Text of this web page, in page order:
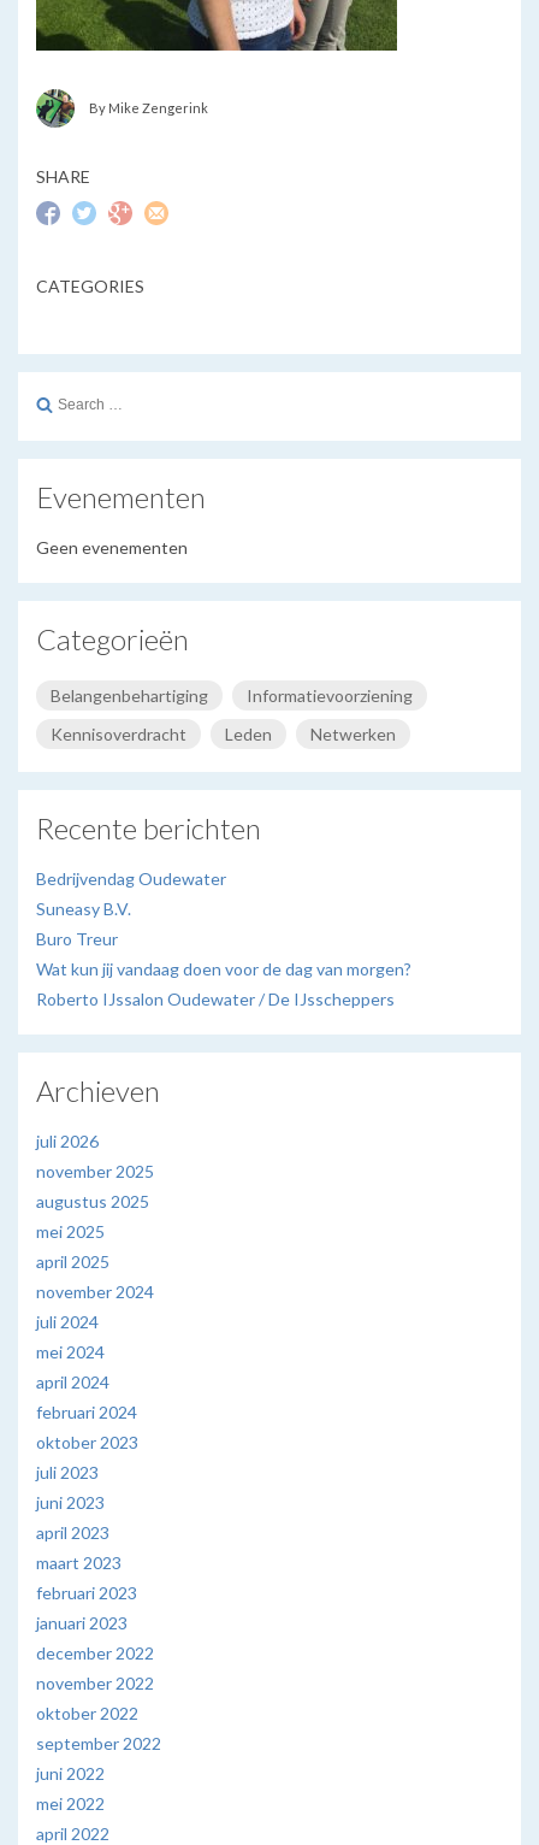
By Mike Zengerink
SHARE
CATEGORIES
Search
Evenementen
Geen evenementen
Categorieën
Belangenbehartiging
Informatievoorziening
Kennisoverdracht
Leden Netwerken
Recente berichten
Bedrijvendag Oudewater
Suneasy B.V.
Buro Treur
Wat kun jij vandaag doen voor de dag van morgen?
Roberto IJssalon Oudewater / De IJsscheppers
Archieven
juli 2026
november 2025
augustus 2025
mei 2025
april 2025
november 2024
juli 2024
mei 2024
april 2024
februari 2024
oktober 2023
juli 2023
juni 2023
april 2023
maart 2023
februari 2023
januari 2023
december 2022
november 2022
oktober 2022
september 2022
juni 2022
mei 2022
april 2022